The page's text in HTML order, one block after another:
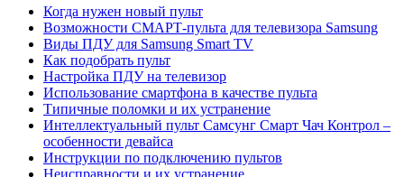
Когда нужен новый пульт
Возможности СМАРТ-пульта для телевизора Samsung
Виды ПДУ для Samsung Smart TV
Как подобрать пульт
Настройка ПДУ на телевизор
Использование смартфона в качестве пульта
Типичные поломки и их устранение
Интеллектуальный пульт Самсунг Смарт Чач Контрол –
особенности девайса
Инструкции по подключению пультов
Неисправности и их устранение